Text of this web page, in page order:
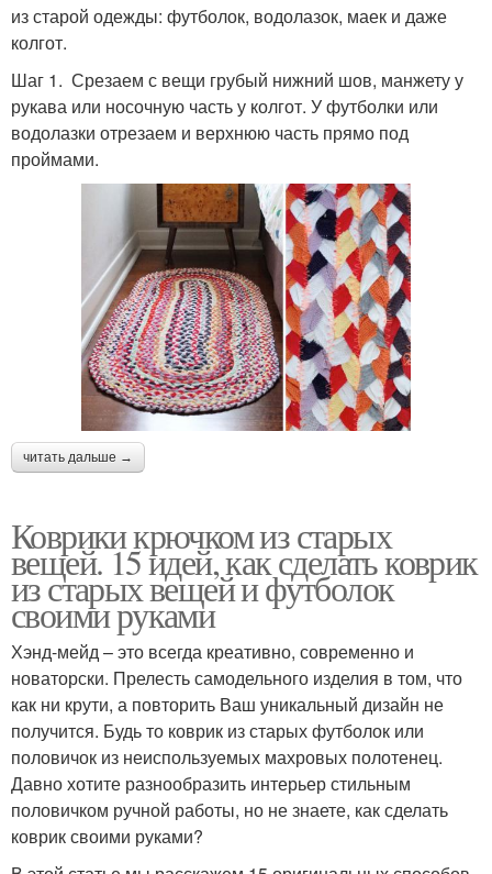
из старой одежды: футболок, водолазок, маек и даже
колгот.
Шаг 1. Срезаем с вещи грубый нижний шов, манжету у
рукава или носочную часть у колгот. У футболки или
водолазки отрезаем и верхнюю часть прямо под
проймами.
читать дальше →
Коврики крючком из старых
вещей. 15 идей, как сделать коврик
из старых вещей и футболок
своими руками
Хэнд-мейд – это всегда креативно, современно и
новаторски. Прелесть самодельного изделия в том, что
как ни крути, а повторить Ваш уникальный дизайн не
получится. Будь то коврик из старых футболок или
половичок из неиспользуемых махровых полотенец.
Давно хотите разнообразить интерьер стильным
половичком ручной работы, но не знаете, как сделать
коврик своими руками?